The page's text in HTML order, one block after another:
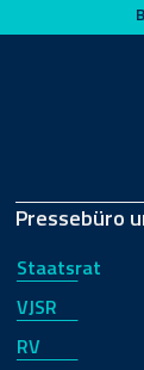
Pressebüro
Staatsrat
VJSR
RV